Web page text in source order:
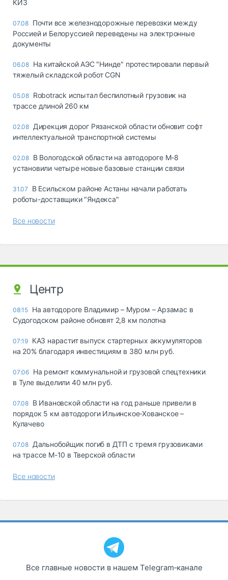
КИЗ
07.08 Почти все железнодорожные перевозки между
Россией и Белоруссией переведены на электронные
документы
06.08 На китайской АЭС "Нинде" протестировали первый
тяжелый складской робот CGN
05.08 Robotrack испытал беспилотный грузовик на
трассе длиной 260 км
02.08 Дирекция дорог Рязанской области обновит софт
интеллектуальной транспортной системы
02.08 В Вологодской области на автодороге М-8
установили четыре новые базовые станции связи
31.07
В Есильском районе Астаны начали работать
роботы-доставщики "Яндекса"
Все новости
Центр
08:15 На автодороге Владимир – Муром – Арзамас в
Судогодском районе обновят 2,8 км полотна
07:19 КАЗ нарастит выпуск стартерных аккумуляторов
на 20% благодаря инвестициям в 380 млн руб.
07:06 На ремонт коммунальной и грузовой спецтехники
в Туле выделили 40 млн руб.
07.08 В Ивановской области на год раньше привели в
порядок 5 км автодороги Ильинское-Хованское –
Кулачево
07.08 Дальнобойщик погиб в ДТП с тремя грузовиками
на трассе М-10 в Тверской области
Все новости
Все главные новости в нашем Telegram‑канале